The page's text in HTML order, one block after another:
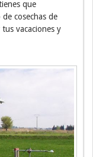
que
cosechas de
vacaciones y